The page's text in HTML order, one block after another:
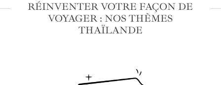
RÉINVENTER VOTRE FAÇON DE
VOYAGER : NOS THÈMES
THAÏLANDE